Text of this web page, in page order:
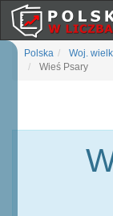
Polska Woj.
Wieś Psary